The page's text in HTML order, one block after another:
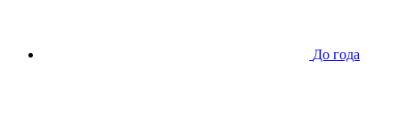
До года